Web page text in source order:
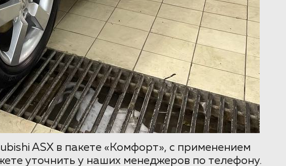
ASX в пакете «Комфорт», с применением
уточнить у наших менеджеров по телефону.